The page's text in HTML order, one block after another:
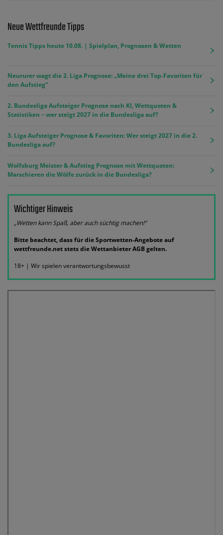
Neue Wettfreunde Tipps
Tennis Tipps heute 10.08. | Spielplan, Prognosen & Wetten
Neururer wagt die 2. Liga Prognose: „Meine drei Top-Favoriten für
den Aufstieg“
2. Bundesliga Aufsteiger Prognose nach KI, Wettquoten &
Statistiken – wer steigt 2027 in die Bundesliga auf?
3. Liga Aufsteiger Prognose & Favoriten: Wer steigt 2027 in die 2.
Bundesliga auf?
Wolfsburg Meister & Aufstieg Prognose mit Wettquoten:
Marschieren die Wölfe zurück in die Bundesliga?
Wichtiger Hinweis
„Wetten kann Spaß, aber auch süchtig machen!“
Bitte beachtet, dass für die Sportwetten-Angebote auf
wettfreunde.net stets die Wettanbieter AGB gelten.
18+ | Wir spielen verantwortungsbewusst